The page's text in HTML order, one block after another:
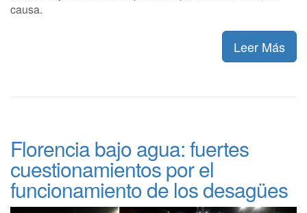
causa.
Leer Más
Florencia bajo agua: fuertes
cuestionamientos por el
funcionamiento de los desagües